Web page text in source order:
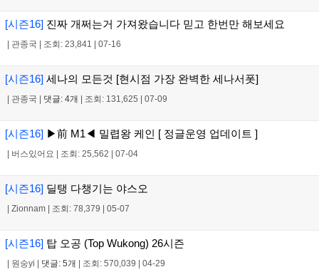
[시즌16] 진짜 개쩌는거 가져왔습니다 믿고 한번만 해보세요
| 관종국 | 조회: 23,841 | 07-16
[시즌16] 세나의 모든것 [현시점 가장 완벽한 세나서폿]
| 관종국 | 댓글: 4개 | 조회: 131,625 | 07-09
[시즌16] ▶前 M1◀ 밀렵왕 케인 [ 정글운영 업데이트 ]
| 버스있어요 | 조회: 25,562 | 07-04
[시즌16] 딜탱 다챙기는 야스오
| Zionnam | 조회: 78,379 | 05-07
[시즌16] 탑 오공 (Top Wukong) 26시즌
| 원숭yi | 댓글: 5개 | 조회: 570,039 | 04-29